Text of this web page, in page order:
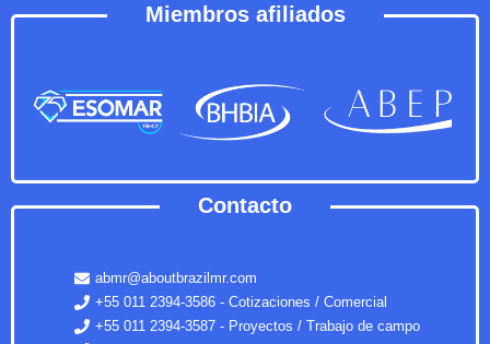
Miembros afiliados
Contacto
abmr@aboutbrazilmr.com
+55 011 2394-3586 - Cotizaciones / Comercial
+55 011 2394-3587 - Proyectos / Trabajo de campo